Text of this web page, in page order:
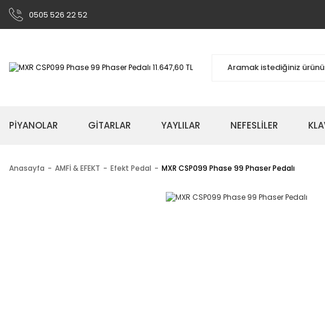
0505 526 22 52
PİYANOLAR GİTARLAR YAYLILAR NEFESLİLER
Anasayfa AMFİ & EFEKT Efekt Pedal MXR CSP099 Phase 99 Phaser Pedalı